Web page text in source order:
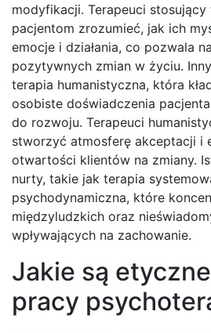
modyfikacji. Terapeuci
pacjentom zrozumieć, jak ich
emocje i działania, co pozwala
pozytywnych zmian w życiu.
terapia humanistyczna, która
osobiste doświadczenia
do rozwoju. Terapeuci
stworzyć atmosferę akceptacji i
otwartości klientów na zmiany.
nurty, takie jak terapia
psychodynamiczna, które
międzyludzkich oraz
wpływających na zachowanie.
Jakie są
pracy